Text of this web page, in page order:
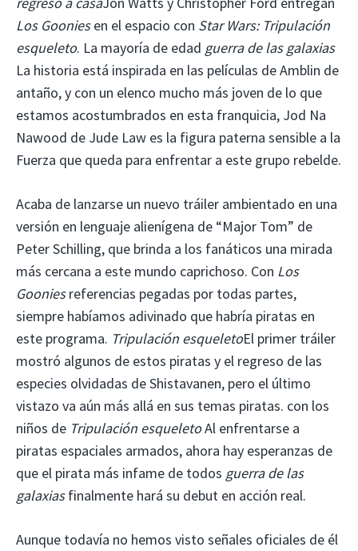
Los Gooniesen el espacio con Star Wars: Tripulación
esqueleto. La mayoría de edad guerra de las galaxias
La historia está inspirada en las películas de Amblin de
antaño, y con un elenco mucho más joven de lo que
estamos acostumbrados en esta franquicia, Jod Na
Nawood de Jude Law es la figura paterna sensible a la
Fuerza que queda para enfrentar a este grupo rebelde.
Acaba de lanzarse un nuevo tráiler ambientado en una
versión en lenguaje alienígena de “Major Tom” de
Peter Schilling, que brinda a los fanáticos una mirada
más cercana a este mundo caprichoso. Con Los
Gooniesreferencias pegadas por todas partes,
siempre habíamos adivinado que habría piratas en
este programa. Tripulación esqueletoEl primer tráiler
mostró algunos de estos piratas y el regreso de las
especies olvidadas de Shistavanen, pero el último
vistazo va aún más allá en sus temas piratas. con los
niños de Tripulación esqueletoAl enfrentarse a
piratas espaciales armados, ahora hay esperanzas de
que el pirata más infame de todos guerra de las
galaxiasfinalmente hará su debut en acción real.
Aunque todavía no hemos visto señales oficiales de él